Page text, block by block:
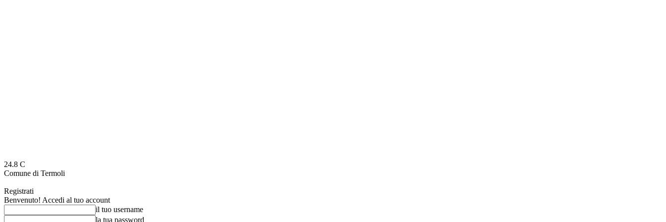
24.8 C
Comune di Termoli
Registrati
Benvenuto! Accedi al tuo account
il tuo username
la tua password